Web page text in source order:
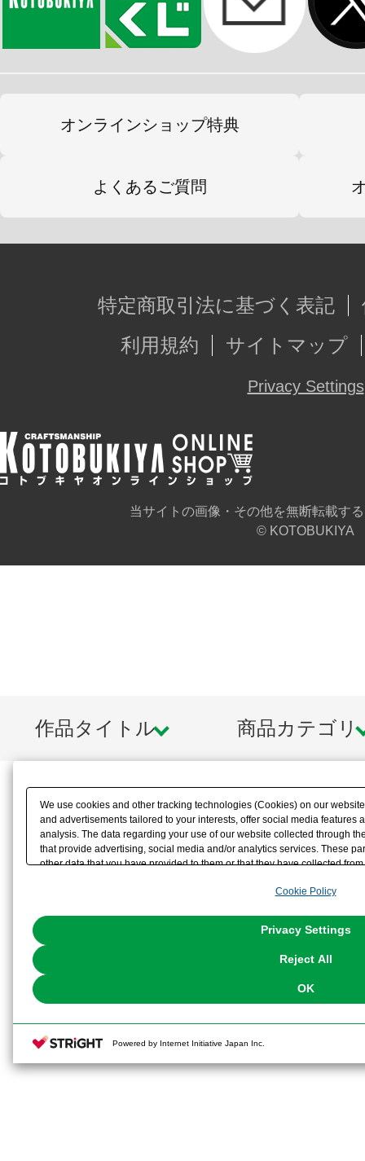
オンラインショップ特典
よくあるご質問
特定商取引法に基づく表記
利用規約
サイトマップ
Privacy Settings
当サイトの画像・その他を無断転載す
© KOTOBUKIYA
作品タイトル 商品カテゴリ
We use cookies and other tracking technologies (Cookies) on our
and advertisements tailored to your interests, offer social media features
analysis. The data regarding your use of our website collected through
that provide advertising, social media and/or analytics services. These
other data that you have provided to them or that they have collected
the use of all Cookies except for Strictly Necessary Cookies, please
You can change your consent or rejection settings at any time via
Cookie Policy
Privacy Settings
Reject All
OK
Powered by Internet Initiative Japan Inc.